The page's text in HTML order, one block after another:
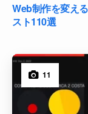
Web制作を変え
スト110選
11